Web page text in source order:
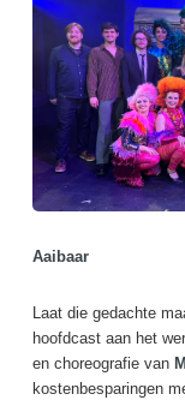
Aaibaar
Laat die gedachte
hoofdcast aan het
en choreografie van
kostenbesparingen